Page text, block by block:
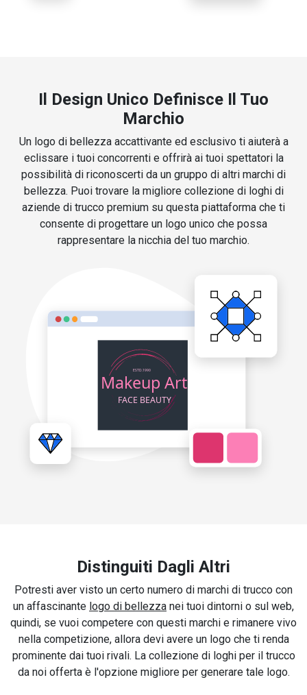
Il Design Unico Definisce Il Tuo
Marchio
Un logo di bellezza accattivante ed esclusivo ti aiuterà a
eclissare i tuoi concorrenti e offrirà ai tuoi spettatori la
possibilità di riconoscerti da un gruppo di altri marchi di
bellezza. Puoi trovare la migliore collezione di loghi di
aziende di trucco premium su questa piattaforma che ti
consente di progettare un logo unico che possa
rappresentare la nicchia del tuo marchio.
Distinguiti Dagli Altri
Potresti aver visto un certo numero di marchi di trucco con
un affascinante logo di bellezza nei tuoi dintorni o sul web,
quindi, se vuoi competere con questi marchi e rimanere vivo
nella competizione, allora devi avere un logo che ti renda
prominente dai tuoi rivali. La collezione di loghi per il trucco
da noi offerta è l'opzione migliore per generare tale logo.